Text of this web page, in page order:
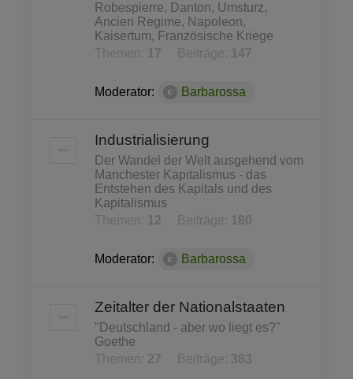
Robespierre, Danton, Umsturz,
Ancien Regime, Napoleon,
Kaisertum, Französische Kriege
Themen:
17 Beiträge: 147
Moderator: Barbarossa
Industrialisierung
Der Wandel der Welt ausgehend vom
Manchester Kapitalismus - das
Entstehen des Kapitals und des
Kapitalismus
Themen:
12 Beiträge: 180
Moderator: Barbarossa
Zeitalter der Nationalstaaten
"Deutschland - aber wo liegt es?"
Goethe
Themen: 27 Beiträge: 383